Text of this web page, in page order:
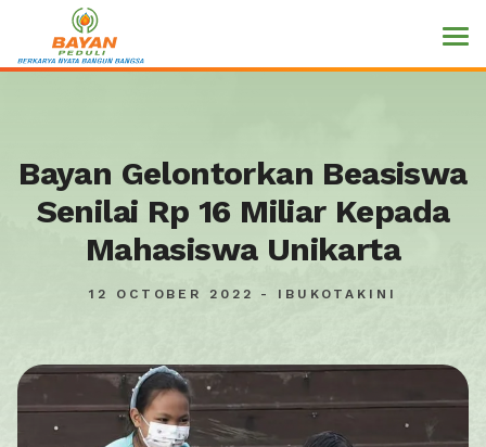
Bayan Gelontorkan Beasiswa
Senilai Rp 16 Miliar Kepada
Mahasiswa Unikarta
12 OCTOBER 2022 - IBUKOTAKINI